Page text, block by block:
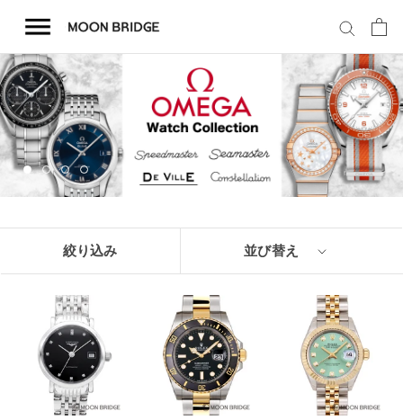
テ
ン
ツ
を
ス
キ
ホーム
商品一覧
事業内容
店舗案内
買取価格例一覧
絞り込み 並び替え